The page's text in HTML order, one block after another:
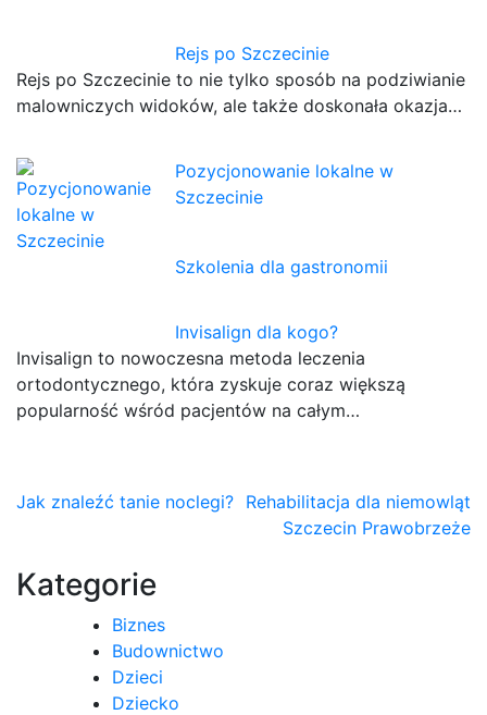
Rejs po Szczecinie
Rejs po Szczecinie to nie tylko sposób na podziwianie
malowniczych widoków, ale także doskonała okazja…
Pozycjonowanie lokalne w
Szczecinie
Szkolenia dla gastronomii
Invisalign dla kogo?
Invisalign to nowoczesna metoda leczenia
ortodontycznego, która zyskuje coraz większą
popularność wśród pacjentów na całym…
Nawigacja
Jak znaleźć tanie noclegi? Rehabilitacja dla niemowląt
Szczecin Prawobrzeże
Kategorie
Biznes
Budownictwo
Dzieci
Dziecko